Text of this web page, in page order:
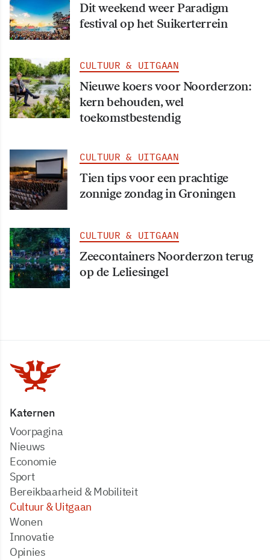
Dit weekend weer Paradigm
festival op het Suikerterrein
CULTUUR & UITGAAN
Nieuwe koers voor Noorderzon:
kern behouden, wel
toekomstbestendig
CULTUUR & UITGAAN
Tien tips voor een prachtige
zonnige zondag in Groningen
CULTUUR & UITGAAN
Zeecontainers Noorderzon terug
op de Leliesingel
Katernen
Voorpagina
Nieuws
Economie
Sport
Bereikbaarheid & Mobiliteit
Cultuur & Uitgaan
Wonen
Innovatie
Opinies